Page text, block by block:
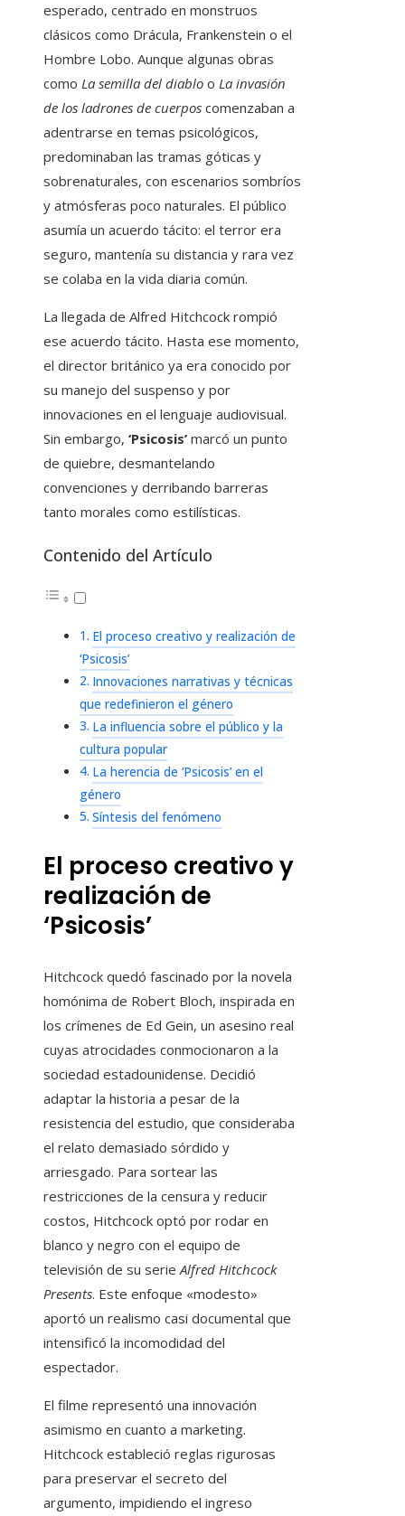
esperado, centrado en monstruos
clásicos como Drácula, Frankenstein o el
Hombre Lobo. Aunque algunas obras
como La semilla del diablo o La invasión
de los ladrones de cuerpos comenzaban a
adentrarse en temas psicológicos,
predominaban las tramas góticas y
sobrenaturales, con escenarios sombríos
y atmósferas poco naturales. El público
asumía un acuerdo tácito: el terror era
seguro, mantenía su distancia y rara vez
se colaba en la vida diaria común.
La llegada de Alfred Hitchcock rompió
ese acuerdo tácito. Hasta ese momento,
el director británico ya era conocido por
su manejo del suspenso y por
innovaciones en el lenguaje audiovisual.
Sin embargo, ‘Psicosis’ marcó un punto
de quiebre, desmantelando
convenciones y derribando barreras
tanto morales como estilísticas.
Contenido del Artículo
El proceso creativo y realización de
‘Psicosis’
Innovaciones narrativas y técnicas
que redefinieron el género
La influencia sobre el público y la
cultura popular
La herencia de ‘Psicosis’ en el
género
Síntesis del fenómeno
El proceso creativo y
realización de
‘Psicosis’
Hitchcock quedó fascinado por la novela
homónima de Robert Bloch, inspirada en
los crímenes de Ed Gein, un asesino real
cuyas atrocidades conmocionaron a la
sociedad estadounidense. Decidió
adaptar la historia a pesar de la
resistencia del estudio, que consideraba
el relato demasiado sórdido y
arriesgado. Para sortear las
restricciones de la censura y reducir
costos, Hitchcock optó por rodar en
blanco y negro con el equipo de
televisión de su serieAlfred Hitchcock
Presents. Este enfoque «modesto»
aportó un realismo casi documental que
intensificó la incomodidad del
espectador.
El filme representó una innovación
asimismo en cuanto a marketing.
Hitchcock estableció reglas rigurosas
para preservar el secreto del
argumento, impidiendo el ingreso